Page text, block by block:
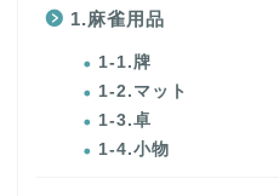
1.麻雀用品
1-1.牌
1-2.マット
1-3.卓
1-4.小物